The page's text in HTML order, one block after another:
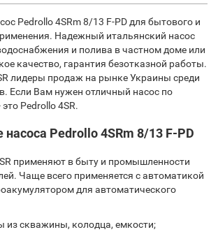
Pedrollo 4SRm 8/13 F-PD для бытового и
Надежный итальянский насос
и полива в частном доме или
качество, гарантия безотказной работы.
лидеры продаж на рынке Украины среди
Если Вам нужен отличный насос по
Pedrollo 4SR.
Pedrollo 4SRm 8/13 F-PD
применяют в быту и промышленности
Чаще всего применяется с автоматикой
для автоматического
из скважины, колодца, емкости;